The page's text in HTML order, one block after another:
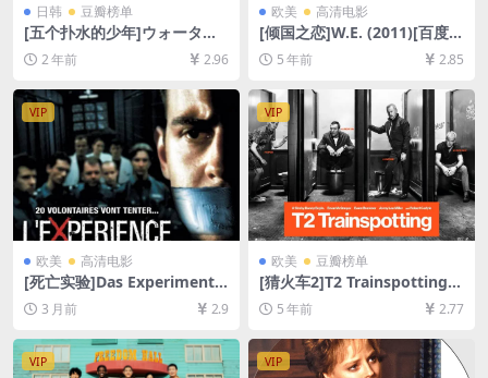
日韩 豆瓣榜单
[五个扑水的少年]ウォーター
ボーイズ (2001)[百度网盘+夸
克网盘1080P超清未删减资源]
[网盘在线播放/下载][MP4/6G
B][中文字幕]
2 年前 2.96
欧美 高清电影
[倾国之恋]W.E. (2011)[百度网
盘+迅雷云盘资源1080P超清
未删减][MP4/7.6GB][中英字
幕]
5 年前 2.85
VIP
欧美 高清电影
[死亡实验]Das Experiment
(2001)[百度网盘+夸克网盘10
80P超清未删减资源][网盘在
文字幕]
3 月前 2.9
VIP
欧美 豆瓣榜单
[猜火车2]T2 Trainspotting
(2017)[百度网盘+迅雷云盘资
源1080P超清未删减][MP4/7.
5 年前 2.77
VIP VIP